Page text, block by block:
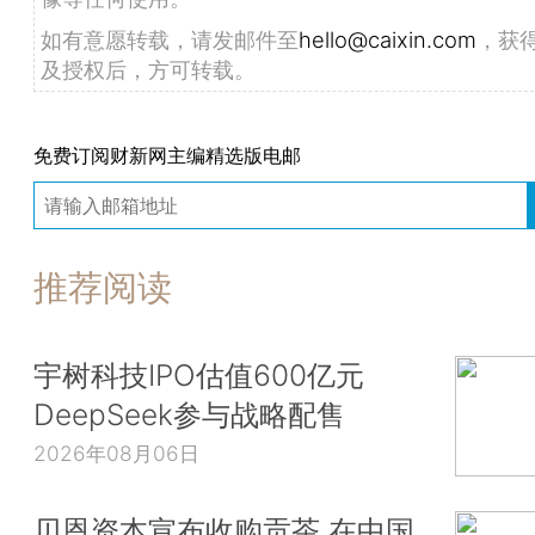
如有意愿转载，请发邮件至hello@caixin.com ，获
及授权后，方可转载。
免费订阅财新网主编精选版电邮
推荐阅读
宇树科技IPO估值600亿元
DeepSeek参与战略配售
2026年08月06日